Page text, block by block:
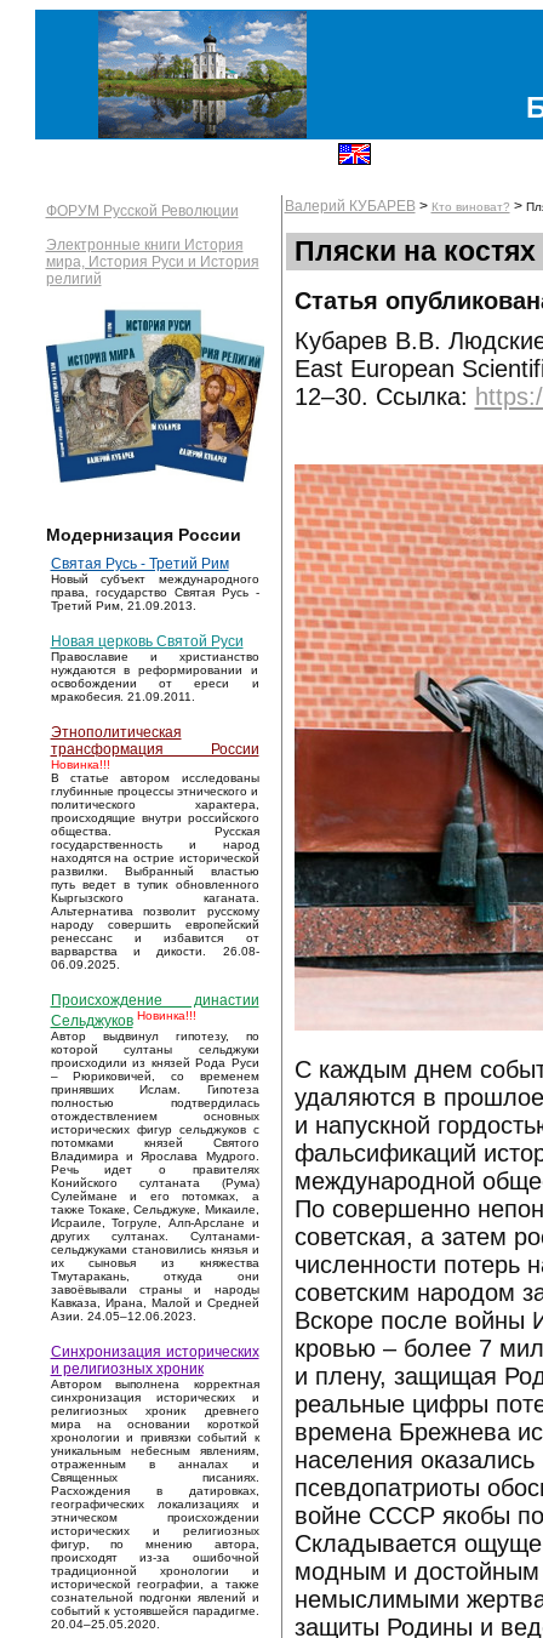
ФОРУМ Русской Революции
Электронные книги История
мира, История Руси и История
религий
Модернизация России
Святая Русь - Третий Рим
Новый субъект международного
права, государство Святая Русь -
Третий Рим, 21.09.2013.
Новая церковь Святой Руси
Православие и христианство
нуждаются в реформировании и
освобождении от ереси и
мракобесия. 21.09.2011.
Этнополитическая
трансформация России
Новинка!!!
В статье автором исследованы
глубинные процессы этнического и
политического характера,
происходящие внутри российского
общества. Русская
государственность и народ
находятся на острие исторической
развилки. Выбранный властью
путь ведет в тупик обновленного
Кыргызского каганата.
Альтернатива позволит русскому
народу совершить европейский
ренессанс и избавится от
варварства и дикости. 26.08-
06.09.2025.
Происхождение династии
Сельджуков Новинка!!!
Автор выдвинул гипотезу, по
которой султаны сельджуки
происходили из князей Рода Руси
– Рюриковичей, со временем
принявших Ислам. Гипотеза
полностью подтвердилась
отождествлением основных
исторических фигур сельджуков с
потомками князей Святого
Владимира и Ярослава Мудрого.
Речь идет о правителях
Конийского султаната (Рума)
Сулеймане и его потомках, а
также Токаке, Сельджуке, Микаиле,
Исраиле, Тогруле, Алп-Арслане и
других султанах. Султанами-
сельджуками становились князья и
их сыновья из княжества
Тмутаракань, откуда они
завоёвывали страны и народы
Кавказа, Ирана, Малой и Средней
Азии. 24.05–12.06.2023.
Синхронизация исторических
и религиозных хроник
Автором выполнена корректная
синхронизация исторических и
религиозных хроник древнего
мира на основании короткой
хронологии и привязки событий к
уникальным небесным явлениям,
отраженным в анналах и
Священных писаниях.
Расхождения в датировках,
географических локализациях и
этническом происхождении
исторических и религиозных
фигур, по мнению автора,
происходят из-за ошибочной
традиционной хронологии и
исторической географии, а также
сознательной подгонки явлений и
событий к устоявшейся парадигме.
20.04–25.05.2020.
Валерий КУБАРЕВ> Кто виноват? >
Пляски на
Статья
Кубарев В.В.
East European
12–30. Ссылка:
С каждым днем
удаляются в
и напускной
фальсификаций
международной
По совершенно
советская, а затем
численности потерь
советским народом
Вскоре после войны
кровью – более 7
и плену, защищая
реальные цифры
времена Брежнева
населения
псевдопатриоты
войне СССР якобы
Складывается
модным и достойным
немыслимыми
защиты Родины и